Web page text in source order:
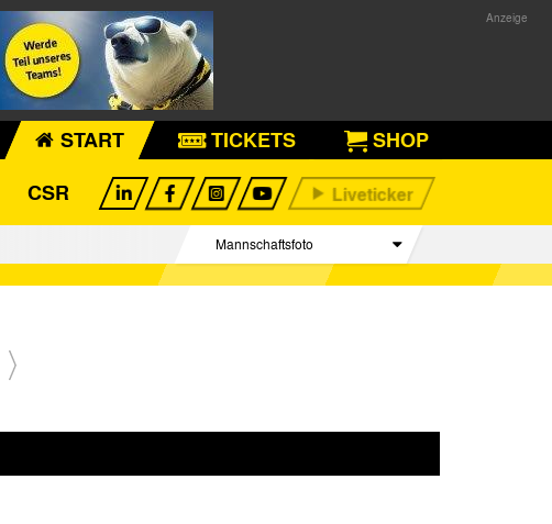
START TICKETS
SHOP
CSR
Mannschaftsfoto
Spieler